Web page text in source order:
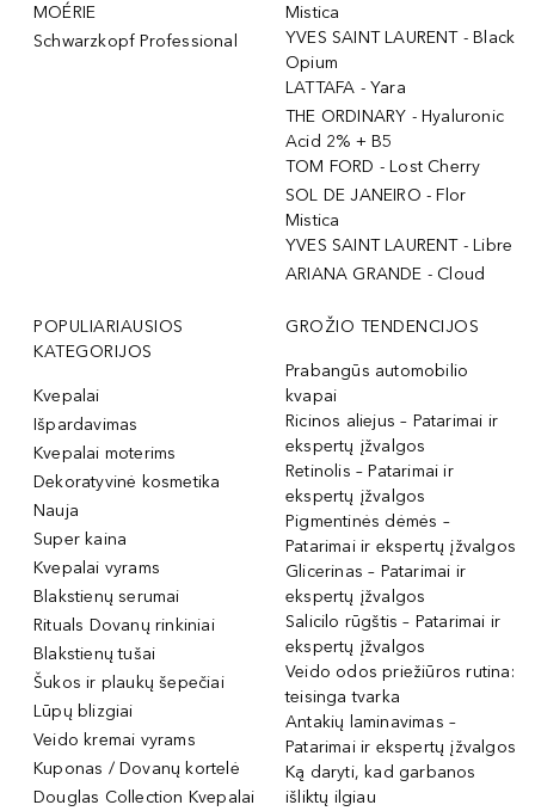
MOÉRIE
Schwarzkopf Professional
Mistica
YVES SAINT LAURENT - Black
Opium
LATTAFA - Yara
THE ORDINARY - Hyaluronic
Acid 2% + B5
TOM FORD - Lost Cherry
SOL DE JANEIRO - Flor
Mistica
YVES SAINT LAURENT - Libre
ARIANA GRANDE - Cloud
POPULIARIAUSIOS
KATEGORIJOS
Kvepalai
Išpardavimas
Kvepalai moterims
Dekoratyvinė kosmetika
Nauja
Super kaina
Kvepalai vyrams
Blakstienų serumai
Rituals Dovanų rinkiniai
Blakstienų tušai
Šukos ir plaukų šepečiai
Lūpų blizgiai
Veido kremai vyrams
Kuponas / Dovanų kortelė
Douglas Collection Kvepalai
GROŽIO TENDENCIJOS
Prabangūs automobilio
kvapai
Ricinos aliejus – Patarimai ir
ekspertų įžvalgos
Retinolis – Patarimai ir
ekspertų įžvalgos
Pigmentinės dėmės –
Patarimai ir ekspertų įžvalgos
Glicerinas – Patarimai ir
ekspertų įžvalgos
Salicilo rūgštis – Patarimai ir
ekspertų įžvalgos
Veido odos priežiūros rutina:
teisinga tvarka
Antakių laminavimas –
Patarimai ir ekspertų įžvalgos
Ką daryti, kad garbanos
išliktų ilgiau